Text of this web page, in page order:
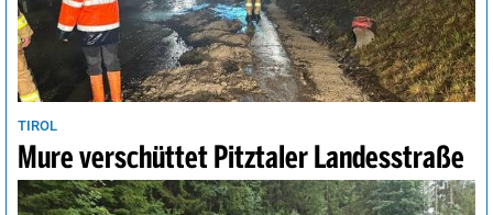
TIROL
Mure verschüttet Pitztaler Landesstraße